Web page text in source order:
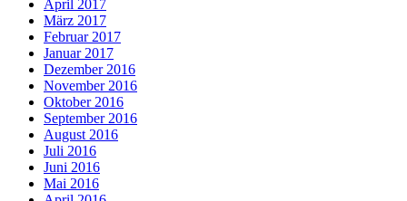
April 2017
März 2017
Februar 2017
Januar 2017
Dezember 2016
November 2016
Oktober 2016
September 2016
August 2016
Juli 2016
Juni 2016
Mai 2016